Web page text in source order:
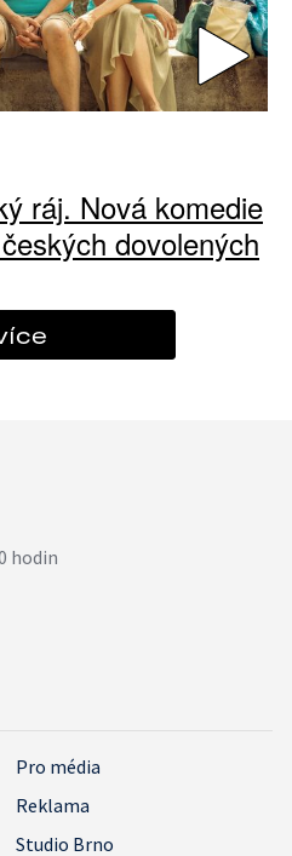
ráj. Nová komedie
dovolených
Pro média
Reklama
Studio Brno